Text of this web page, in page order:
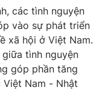
số 483/GP-BTTTT
Phạm Quốc Thắng,
355 932
các tình nguyện
vào sự phát triển
xã hội ở Việt Nam.
tình nguyện
góp phần tăng
Nam - Nhật